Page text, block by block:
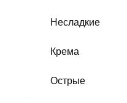
Несладкие
Крема
Острые